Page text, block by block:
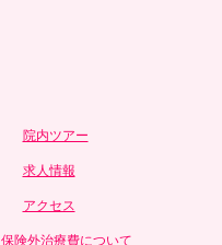
院内ツアー
求人情報
アクセス
保険外治療費について